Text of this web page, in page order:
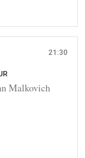
21:30
Malkovich